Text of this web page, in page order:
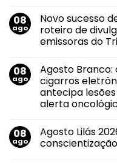
em
Taça
de
vinho
O
álcool
também
conversa
com
a
08
ago
Novo sucesso
roteiro de
emissoras do
em
Novo
sucesso
de
Evandro
Jr.
em
roteiro
de
08
ago
Agosto
cigarros
antecipa
alerta
em
Agosto
Branco:
08
ago
Agosto Lilás